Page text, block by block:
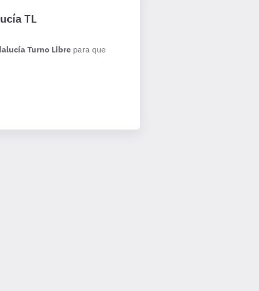
TL
Turno Libre para que